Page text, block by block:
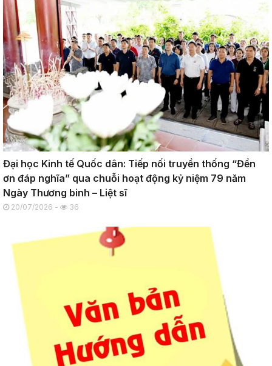
Đại học Kinh tế Quốc dân: Tiếp nối truyền thống “Đền
ơn đáp nghĩa” qua chuỗi hoạt động kỷ niệm 79 năm
Ngày Thương binh – Liệt sĩ
20/07/2026 - 36